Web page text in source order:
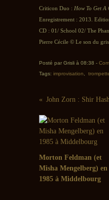
Criticon Duo : How To Get A
Enregistrement : 2013.
CD : 01/ School 02/ The
Pierre Cécile © Le son du
Posté par Grisli à 08:38 -
Tags: improvisation
John Zorn : Shir
Morton Feldman (et
Misha Mengelberg) en
1985 à Middelbourg